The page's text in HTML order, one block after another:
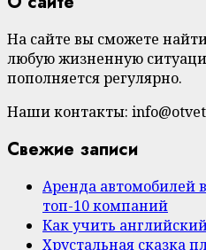
На сайте вы сможете
любую жизненную
пополняется регулярно.
Наши контакты:
Свежие записи
Аренда автомобилей
топ-10 компаний
Как учить
Хрустальная сказка